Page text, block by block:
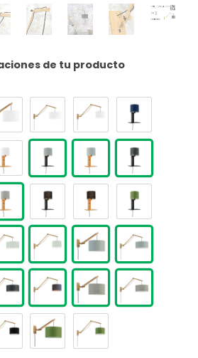
de tu producto